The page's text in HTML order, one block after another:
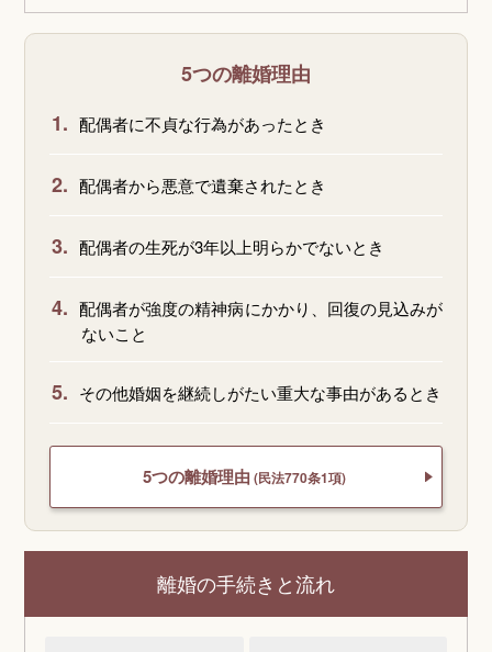
5つの離婚理由
1. 配偶者に不貞な行為があったとき
2. 配偶者から悪意で遺棄されたとき
3. 配偶者の生死が3年以上明らかでないとき
4. 配偶者が強度の精神病にかかり、回復の見込みが
ないこと
5. その他婚姻を継続しがたい重大な事由があるとき
5つの離婚理由 (民法770条1項)
離婚の手続きと流れ